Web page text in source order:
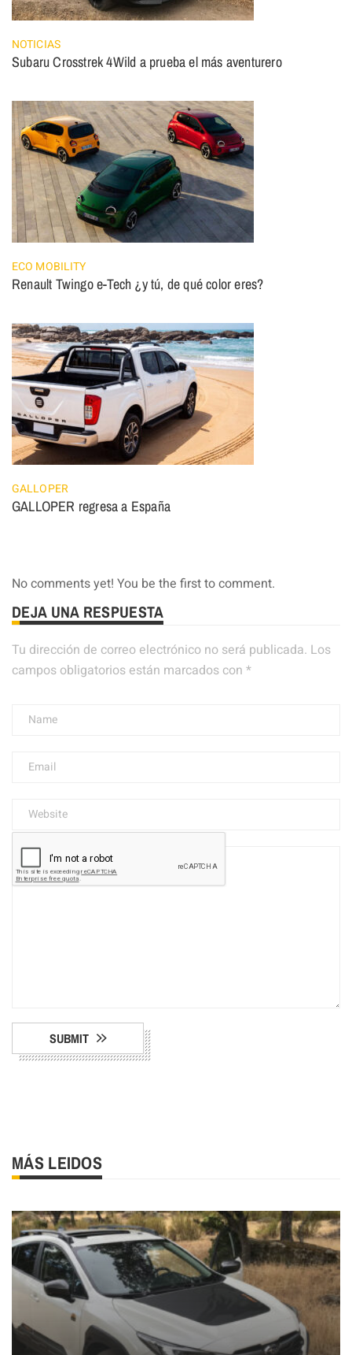
NOTICIAS
Subaru Crosstrek 4Wild a prueba el más aventurero
ECO MOBILITY
Renault Twingo e-Tech ¿y tú, de qué color eres?
GALLOPER
GALLOPER regresa a España
No comments yet! You be the first to comment.
DEJA UNA RESPUESTA
Tu dirección de correo electrónico no será publicada. Los
campos obligatorios están marcados con *
SUBMIT
MÁS LEIDOS